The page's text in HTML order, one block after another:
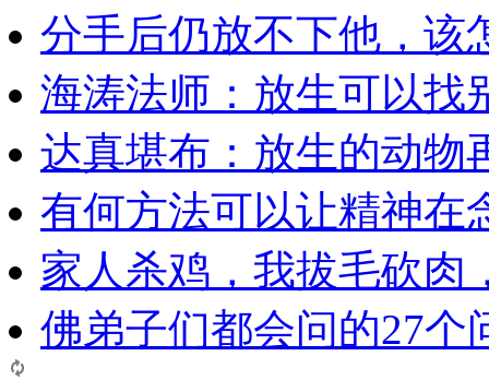
分手后仍放不下他，该
海涛法师：放生可以找
达真堪布：放生的动物
有何方法可以让精神在
家人杀鸡，我拔毛砍肉
佛弟子们都会问的27个